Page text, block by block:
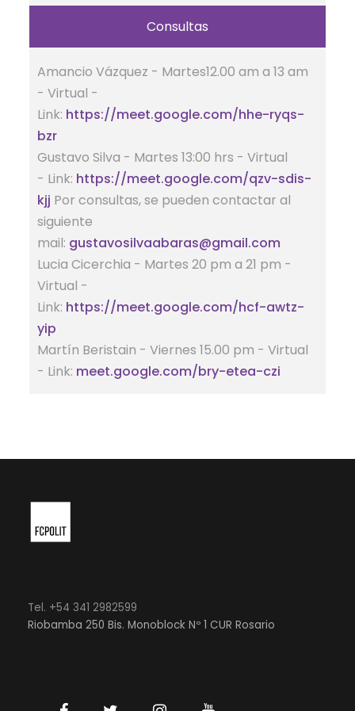
Consultas
Amancio Vázquez - Martes12.00 am a 13 am
- Virtual -
Link: https://meet.google.com/hhe-ryqs-
bzr
Gustavo Silva - Martes 13:00 hrs - Virtual
- Link: https://meet.google.com/qzv-sdis-
kjj Por consultas, se pueden contactar al
siguiente
mail: gustavosilvaabaras@gmail.com
Lucia Cicerchia - Martes 20 pm a 21 pm -
Virtual -
Link: https://meet.google.com/hcf-awtz-
yip
Martín Beristain - Viernes 15.00 pm - Virtual
- Link: meet.google.com/bry-etea-czi
Tel. +54 341 2982599
Riobamba 250 Bis. Monoblock Nº 1 CUR Rosario